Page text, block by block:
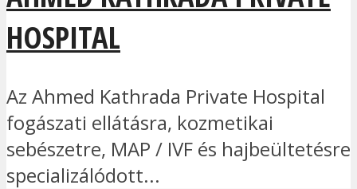
HOSPITAL
Az Ahmed Kathrada Private Hospital
fogászati ellátásra, kozmetikai
sebészetre, MAP / IVF és hajbeültetésre
specializálódott...